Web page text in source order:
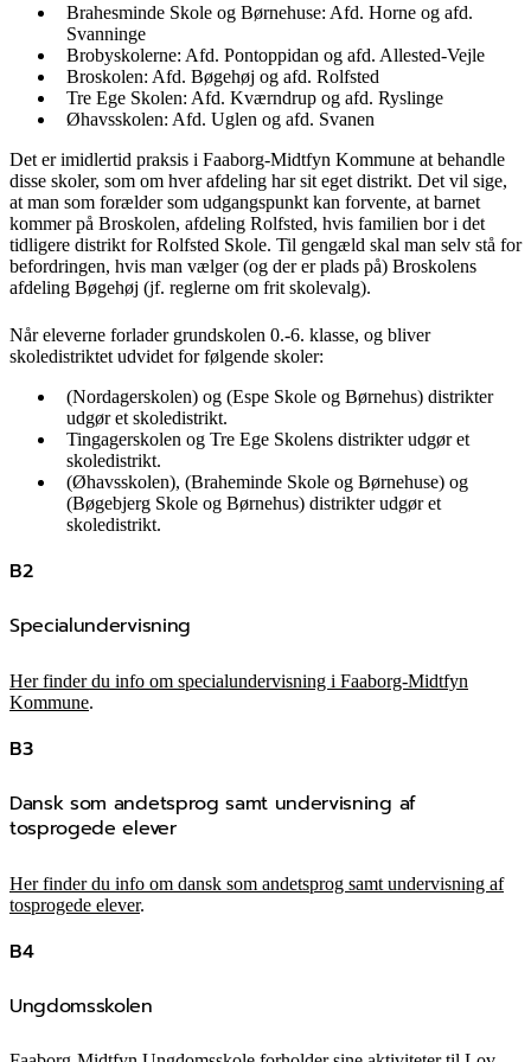
Brahesminde Skole og Børnehuse: Afd. Horne og afd.
Svanninge
Brobyskolerne: Afd. Pontoppidan og afd. Allested-Vejle
Broskolen: Afd. Bøgehøj og afd. Rolfsted
Tre Ege Skolen: Afd. Kværndrup og afd. Ryslinge
Øhavsskolen: Afd. Uglen og afd. Svanen
Det er imidlertid praksis i Faaborg-Midtfyn Kommune at behandle
disse skoler, som om hver afdeling har sit eget distrikt. Det vil sige,
at man som forælder som udgangspunkt kan forvente, at barnet
kommer på Broskolen, afdeling Rolfsted, hvis familien bor i det
tidligere distrikt for Rolfsted Skole. Til gengæld skal man selv stå for
befordringen, hvis man vælger (og der er plads på) Broskolens
afdeling Bøgehøj (jf. reglerne om frit skolevalg).
Når eleverne forlader grundskolen 0.-6. klasse, og bliver
skoledistriktet udvidet for følgende skoler:
(Nordagerskolen) og (Espe Skole og Børnehus) distrikter
udgør et skoledistrikt.
Tingagerskolen og Tre Ege Skolens distrikter udgør et
skoledistrikt.
(Øhavsskolen), (Braheminde Skole og Børnehuse) og
(Bøgebjerg Skole og Børnehus) distrikter udgør et
skoledistrikt.
B2
Specialundervisning
Her finder du info om specialundervisning i Faaborg-Midtfyn
Kommune.
B3
Dansk som andetsprog samt undervisning af
tosprogede elever
Her finder du info om dansk som andetsprog samt undervisning af
tosprogede elever.
B4
Ungdomsskolen